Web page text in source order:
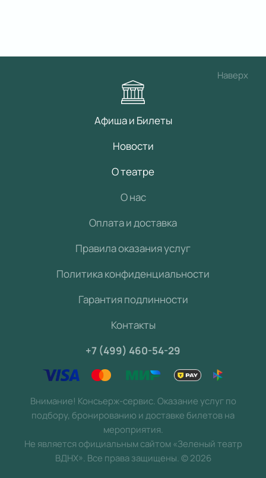
Наверх
Афиша и Билеты
Новости
О театре
О нас
Оплата и доставка
Правила оказания услуг
Политика конфиденциальности
Гарантия подлинности
Контакты
+7 (499) 460-54-29
Внимание! Консьерж-сервис. Оказание услуг по
подбору, бронированию и доставке билетов на
мероприятия.
Не является официальным сайтом «Зеленый театр
ВДНХ». Все права защищены.©2026